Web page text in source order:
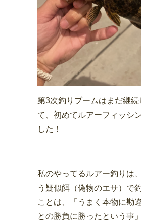
第3次釣りブームはまだ継続
て、初めてルアーフィッシ
した！
私のやってるルアー釣りは
う疑似餌（偽物のエサ）で
ことは、「うまく本物に勘
との勝負に勝ったという事